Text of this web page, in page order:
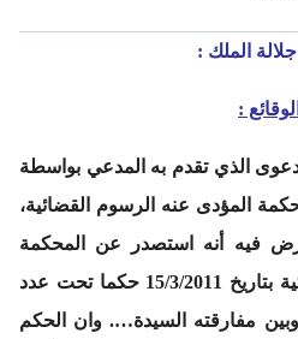
الملك :
الوقائع :
الذي تقدم به المدعي بواسطة
المؤدى عنه الرسوم القضائية،
والذي يعرض فيه أنه استصدر عن المحكمة
الابتدائية بمدينة كينت البلجيكية بتاريخ 15/3/2011 حكما تحت عدد
وبين مفارقته السيدة…. وان الحكم